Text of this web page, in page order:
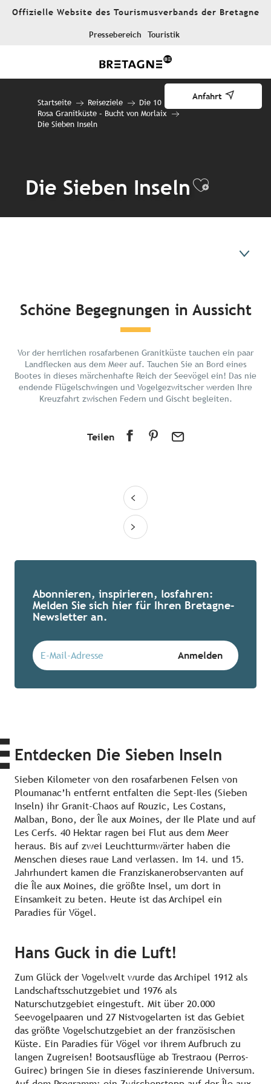
AllerOffizielle Website des Tourismusverbands der Bretagne
Pressebereich Touristik
Anfahrt
Startseite Reiseziele
Die 10 Reiseziele
Rosa Granitküste – Bucht von Morlaix
Die Sieben Inseln
Die Sieben InselnAjouter
Planen Sie Ihren Urlaub
In der Umgebung
Schöne Begegnungen in Aussicht
Vor der herrlichen rosafarbenen Granitküste tauchen ein paar
Landflecken aus dem Meer auf. Tauchen Sie an Bord eines
Bootes in dieses märchenhafte Reich der Seevögel ein! Das nie
endende Flügelschwingen und Vogelgezwitscher werden Ihre
Kreuzfahrt zwischen Federn und Gischt begleiten.
Teilen
Abonnieren, inspirieren, losfahren:
Melden Sie sich hier für Ihren Bretagne-
Newsletter an.
Entdecken Die Sieben Inseln
Sieben Kilometer von den rosafarbenen Felsen von
Ploumanac’h entfernt entfalten die Sept-Iles (Sieben
Inseln) ihr Granit-Chaos auf Rouzic, Les Costans,
Malban, Bono, der Île aux Moines, der Ile Plate und auf
Les Cerfs. 40 Hektar ragen bei Flut aus dem Meer
heraus. Bis auf zwei Leuchtturmwärter haben die
Menschen dieses raue Land verlassen. Im 14. und 15.
Jahrhundert kamen die Franziskanerobservanten auf
die Île aux Moines, die größte Insel, um dort in
Einsamkeit zu beten. Heute ist das Archipel ein
Paradies für Vögel.
Hans Guck in die Luft!
Zum Glück der Vogelwelt wurde das Archipel 1912 als
Landschaftsschutzgebiet und 1976 als
Naturschutzgebiet eingestuft. Mit über 20.000
Seevogelpaaren und 27 Nistvogelarten ist das Gebiet
das größte Vogelschutzgebiet an der französischen
Küste. Ein Paradies für Vögel vor ihrem Aufbruch zu
langen Zugreisen! Bootsausflüge ab Trestraou (Perros-
Guirec) bringen Sie in dieses faszinierende Universum.